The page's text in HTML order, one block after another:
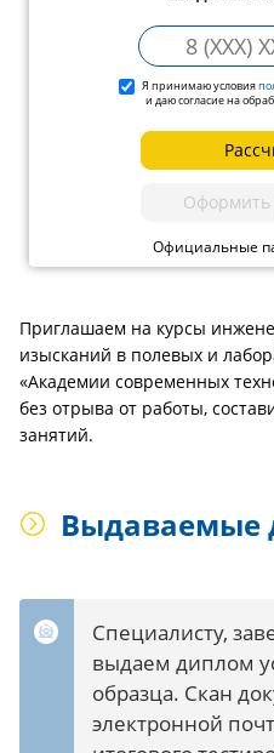
Я принимаю условия
и даю согласие на
Оформить
Официальные
Приглашаем на курсы
изысканий в полевых и
«Академии современных
без отрыва от работы,
занятий.
Выдаваемые
Специалисту,
выдаем диплом
образца. Скан
электронной